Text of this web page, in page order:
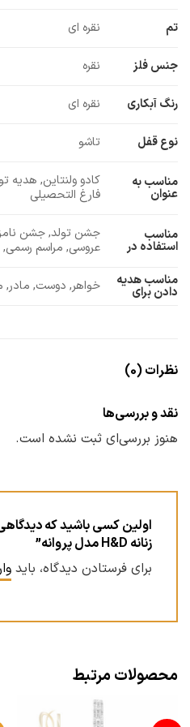
تم نقره ای
جنس فلز نقره
رنگ آبکاری نقره ای
نوع قفل تاشو
مناسب به
عنوان
کادو ولنتاین, هدیه
فارغ التحصیلی
مناسب
استفاده در
جشن تولد, جشن
عروسی, مراسم رسمی,
مناسب هدیه
دادن برای خواهر, دوست, مادر,
نظرات (0)
نقد و بررسی‌ها
هنوز بررسی‌ای ثبت نشده است.
اولین کسی باشید که
زنانه H&D مدل پروانه”
برای فرستادن دیدگاه، باید
محصولات مرتبط